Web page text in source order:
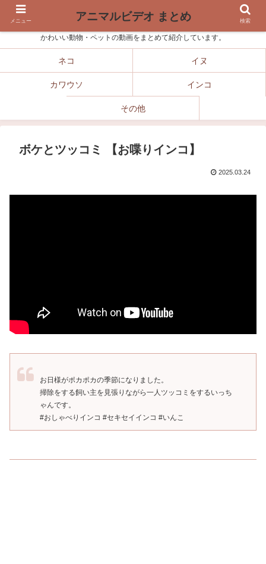
かわいい動物・ペットの動画をまとめて紹介しています。
ネコ イヌ
カワウソ インコ
その他
ボケとツッコミ 【お喋りインコ】
2025.03.24
お日様がポカポカの季節になりました。
掃除をする飼い主を見張りながら一人ツッコミをするいっち
ゃんです。
#おしゃべりインコ #セキセイインコ #いんこ
メニュー アニマルビデオ まとめ 検索